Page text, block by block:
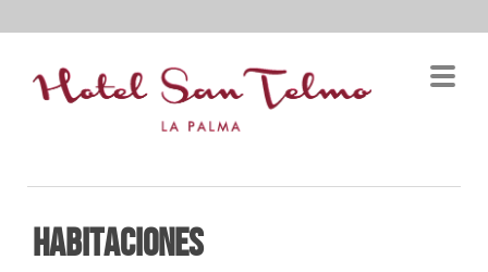
Habitaciones